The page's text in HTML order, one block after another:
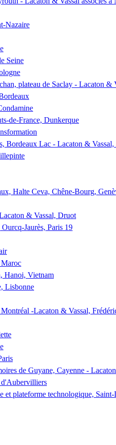
Nazaire
Seine
plateau de Saclay - Lacaton &
de-France, Dunkerque
Bordeaux Lac - Lacaton &
Halte Ceva, Chêne-Bourg,
& Vassal, Druot
Jaurès, Paris 19
Hanoi, Vietnam
Lisbonne
-Lacaton & Vassal,
de Guyane, Cayenne -
d'Aubervilliers
et plateforme technologique,